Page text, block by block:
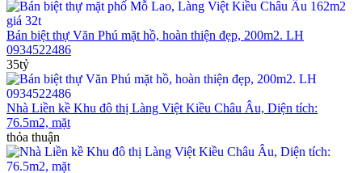
Bán biệt thự Văn Phú mặt hồ, hoàn thiện đẹp, 200m2. LH
0934522486
35tỷ
Nhà Liền kề Khu đô thị Làng Việt Kiều Châu Âu, Diện tích:
76.5m2, mặt
thỏa thuận